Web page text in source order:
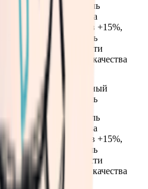
Множитель
количества
предметов +15%,
множитель
вероятности
высокого качества
+15%
Стандартный
множитель
Множитель
количества
предметов +15%,
множитель
вероятности
высокого качества
+15%